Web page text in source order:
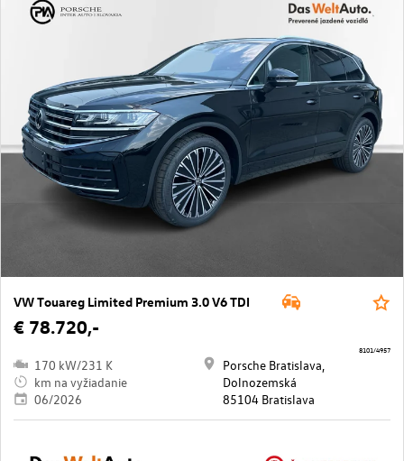
VW Touareg Limited Premium 3.0 V6 TDI
€ 78.720,-
170 kW/231 K
km na vyžiadanie
06/2026
Porsche Bratislava,
Dolnozemská
85104 Bratislava
8101/4957